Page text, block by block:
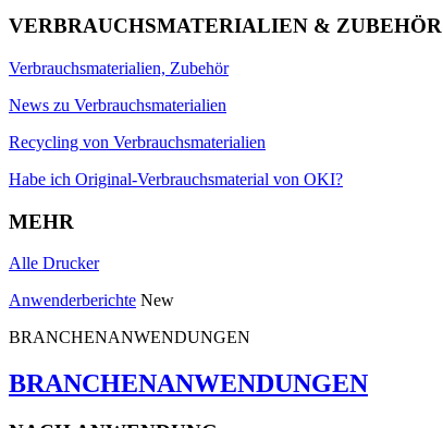
VERBRAUCHSMATERIALIEN & ZUBEHÖR
Verbrauchsmaterialien, Zubehör
News zu Verbrauchsmaterialien
Recycling von Verbrauchsmaterialien
Habe ich Original-Verbrauchsmaterial von OKI?
MEHR
Alle Drucker
Anwenderberichte New
BRANCHENANWENDUNGEN
BRANCHENANWENDUNGEN